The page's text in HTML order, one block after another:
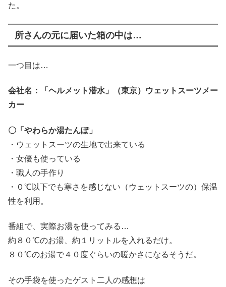
た。
所さんの元に届いた箱の中は…
一つ目は…
会社名：「ヘルメット潜水」（東京）ウェットスーツメー
カー
〇「やわらか湯たんぽ」
・ウェットスーツの生地で出来ている
・女優も使っている
・職人の手作り
・０℃以下でも寒さを感じない（ウェットスーツの）保温
性を利用。
番組で、実際お湯を使ってみる…
約８０℃のお湯、約１リットルを入れるだけ。
８０℃のお湯で４０度ぐらいの暖かさになるそうだ。
その手袋を使ったゲスト二人の感想は